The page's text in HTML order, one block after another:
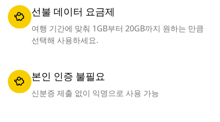
선불 데이터 요금제
여행 기간에 맞춰 1GB부터 20GB까지 원하는 만큼
선택해 사용하세요.
본인 인증 불필요
신분증 제출 없이 익명으로 사용 가능